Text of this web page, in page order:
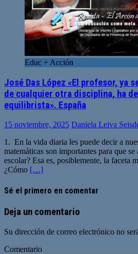
Educ + Acción
José Das López «El profesor, ya
de cualquier otra disciplina, ha
equilibrista». España
15 noviembre, 2025 Daniela Leiva
1. En la vida diaria les puede decir a
matemáticas son importantes para que
escolar? Esa es, posiblemente, la faceta
¿Cómo […]
Sé el primero en comentar
Deja un comentario
Su dirección de correo electrónico no
Comentario